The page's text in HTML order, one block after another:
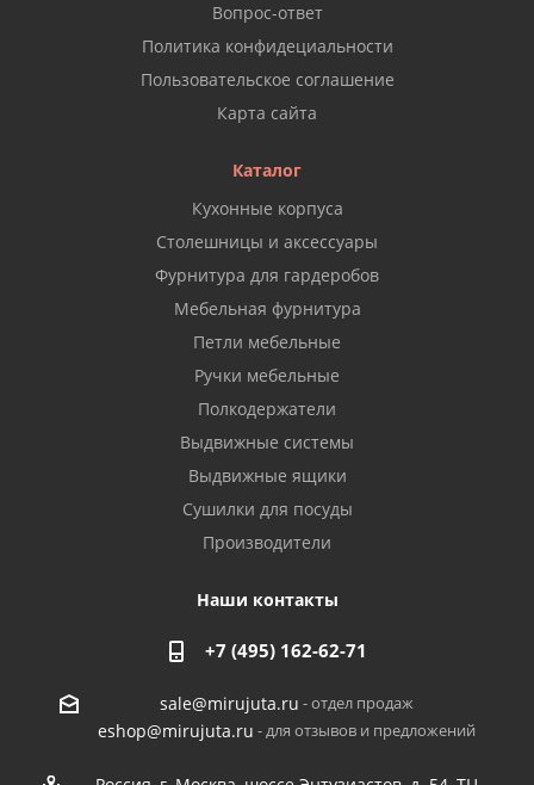
Вопрос-ответ
Политика конфидециальности
Пользовательское соглашение
Карта сайта
Каталог
Кухонные корпуса
Столешницы и аксессуары
Фурнитура для гардеробов
Мебельная фурнитура
Петли мебельные
Ручки мебельные
Полкодержатели
Выдвижные системы
Выдвижные ящики
Сушилки для посуды
Производители
Наши контакты
+7 (495) 162-62-71
sale@mirujuta.ru - отдел продаж
eshop@mirujuta.ru - для отзывов и предложений